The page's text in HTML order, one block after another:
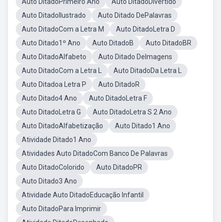
Auto DitadoIlustrado
Auto Ditado DePalavras
Auto DitadoCom a Letra M
Auto DitadoLetra D
Auto Ditado1º Ano
Auto DitadoB
Auto DitadoBR
Auto DitadoAlfabeto
Auto Ditado DeImagens
Auto DitadoCom a Letra L
Auto DitadoDa Letra L
Auto Ditadoa Letra P
Auto DitadoR
Auto Ditado4 Ano
Auto DitadoLetra F
Auto DitadoLetra G
Auto DitadoLetra S 2 Ano
Auto DitadoAlfabetização
Auto Ditado1 Ano
Atividade Ditado1 Ano
Atividades Auto DitadoCom Banco De Palavras
Auto DitadoColorido
Auto DitadoPR
Auto Ditado3 Ano
Atividade Auto DitadoEducação Infantil
Auto DitadoPara Imprimir